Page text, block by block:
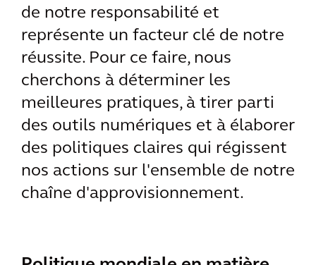
de notre responsabilité et
représente un facteur clé de notre
réussite. Pour ce faire, nous
cherchons à déterminer les
meilleures pratiques, à tirer parti
des outils numériques et à élaborer
des politiques claires qui régissent
nos actions sur l'ensemble de notre
chaîne d'approvisionnement.